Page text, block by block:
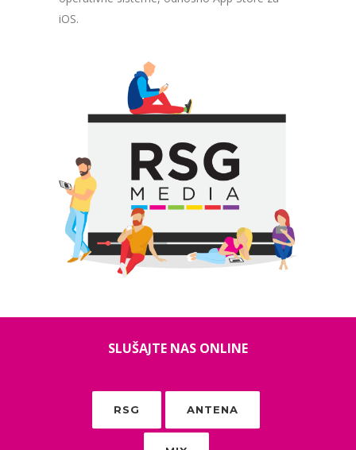
iOS.
SLUŠAJTE NAS ONLINE
RSG ANTENA